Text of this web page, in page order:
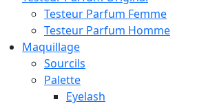
Testeur Parfum Femme
Testeur Parfum Homme
Maquillage
Sourcils
Palette
Eyelash